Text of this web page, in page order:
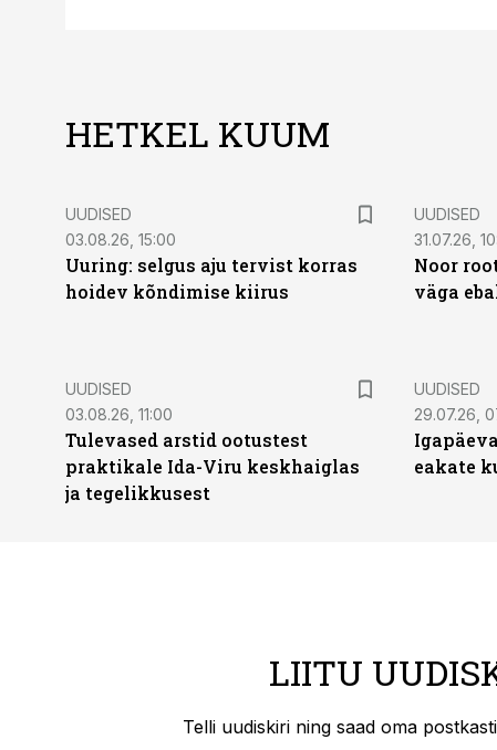
HETKEL KUUM
UUDISED
03.08.26, 15:00
Uuring: selgus aju tervist korras
hoidev kõndimise kiirus
UUDISED
31.07.26,
Noor
väga
UUDISED
03.08.26, 11:00
Tulevased arstid ootustest
praktikale Ida-Viru keskhaiglas
ja tegelikkusest
UUDISED
29.07.26,
eakate
LIITU
Telli uudiskiri ning saad oma